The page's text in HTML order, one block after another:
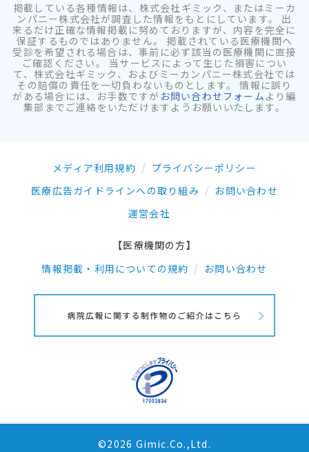
掲載している各種情報は、株式会社ギミック、またはミーカ
ンパニー株式会社が調査した情報をもとにしています。 出
来るだけ正確な情報掲載に努めておりますが、内容を完全に
保証するものではありません。 掲載されている医療機関へ
受診を希望される場合は、事前に必ず該当の医療機関に直接
ご確認ください。 当サービスによって生じた損害につい
て、株式会社ギミック、およびミーカンパニー株式会社では
その賠償の責任を一切負わないものとします。 情報に誤り
がある場合には、お手数ですが お問い合わせフォーム より編
集部までご連絡をいただけますようお願いいたします。
メディア利用規約
プライバシーポリシー
医療広告ガイドラインへの取り組み
お問い合わせ
運営会社
【医療機関の方】
情報掲載・利用についての規約
お問い合わせ
©2026 Gimic.Co.,Ltd.